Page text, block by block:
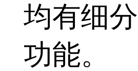
均有细
功能。